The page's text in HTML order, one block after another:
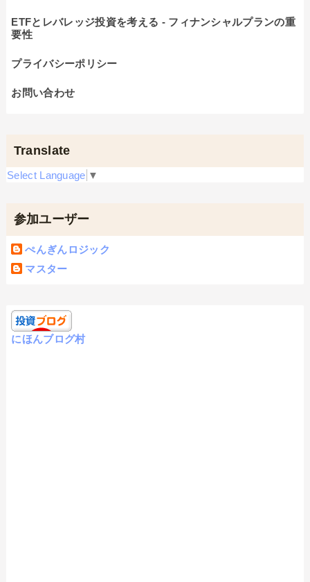
ETFとレバレッジ投資を考える - フィナンシャルプランの重
要性
プライバシーポリシー
お問い合わせ
Translate
Select Language ▼
参加ユーザー
ぺんぎんロジック
マスター
にほんブログ村